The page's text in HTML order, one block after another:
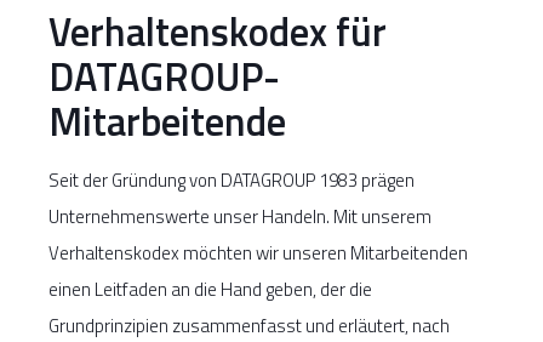
Verhaltenskodex für
DATAGROUP-
Mitarbeitende
Seit der Gründung von DATAGROUP 1983 prägen
Unternehmenswerte unser Handeln. Mit unserem
Verhaltenskodex möchten wir unseren Mitarbeitenden
einen Leitfaden an die Hand geben, der die
Grundprinzipien zusammenfasst und erläutert, nach